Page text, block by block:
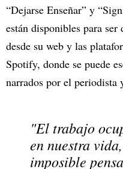
“Dejarse Enseñar” y
están disponibles para ser
desde su web y las
Spotify, donde se puede
narrados por el periodista
"El trabajo
en nuestra
imposible